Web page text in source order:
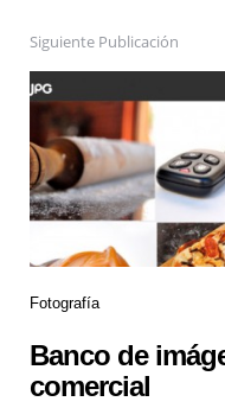
Siguiente Publicación
Fotografía
Banco de
comercial